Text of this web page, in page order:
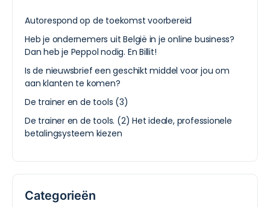
Autorespond op de toekomst voorbereid
Heb je ondernemers uit België in je online business?
Dan heb je Peppol nodig. En Billit!
Is de nieuwsbrief een geschikt middel voor jou om
aan klanten te komen?
De trainer en de tools (3)
De trainer en de tools. (2) Het ideale, professionele
betalingsysteem kiezen
Categorieën